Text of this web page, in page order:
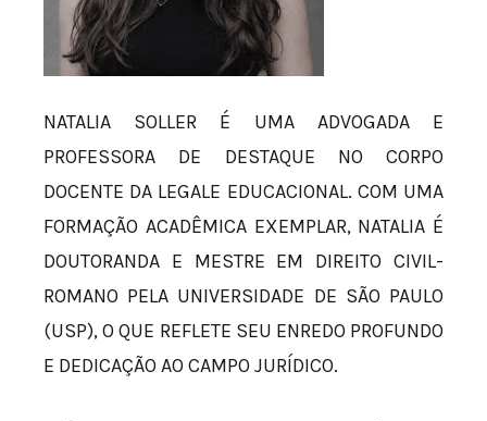
NATALIA SOLLER É UMA ADVOGADA E
PROFESSORA DE DESTAQUE NO CORPO
DOCENTE DA LEGALE EDUCACIONAL. COM UMA
FORMAÇÃO ACADÊMICA EXEMPLAR, NATALIA É
DOUTORANDA E MESTRE EM DIREITO CIVIL-
ROMANO PELA UNIVERSIDADE DE SÃO PAULO
(USP), O QUE REFLETE SEU ENREDO PROFUNDO
E DEDICAÇÃO AO CAMPO JURÍDICO.